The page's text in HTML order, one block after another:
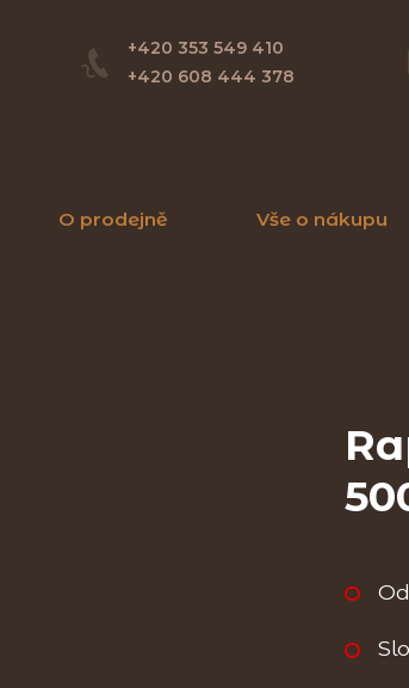
+420 353 549 410
+420 608 444 378
O prodejně Vše o nákupu